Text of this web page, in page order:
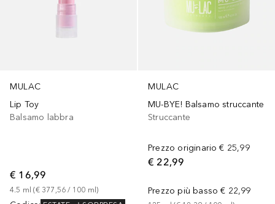
MULAC
Lip Toy
Balsamo labbra
€ 16,99
4.5 ml (€ 377,56 / 100 ml)
MULAC
MU-BYE! Balsamo struccante
Struccante
Prezzo originario € 25,99
€ 22,99
Prezzo più basso € 22,99